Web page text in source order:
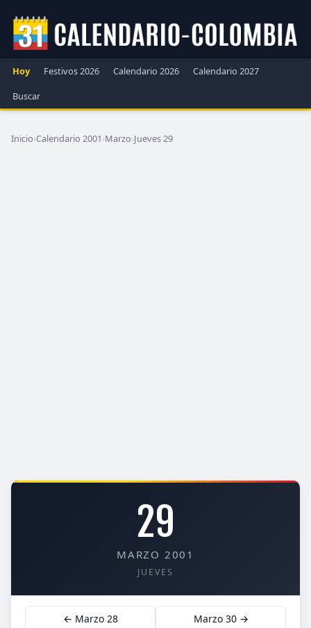
Hoy Festivos 2026 Calendario 2026
Calendario 2027
Buscar
Inicio›Calendario 2001›Marzo›Jueves 29
29
MARZO 2001
JUEVES
← Marzo 28 Marzo 30 →